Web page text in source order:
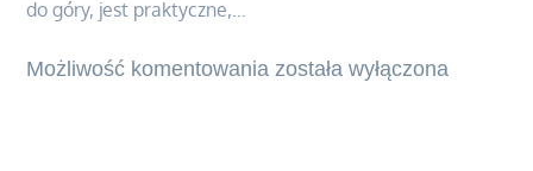
do góry, jest praktyczne,…
Możliwość komentowaniaZalety
została wyłączona